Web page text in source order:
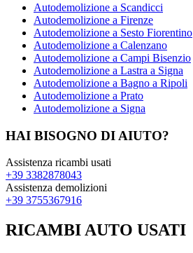
Autodemolizione a Scandicci
Autodemolizione a Firenze
Autodemolizione a Sesto Fiorentino
Autodemolizione a Calenzano
Autodemolizione a Campi Bisenzio
Autodemolizione a Lastra a Signa
Autodemolizione a Bagno a Ripoli
Autodemolizione a Prato
Autodemolizione a Signa
HAI BISOGNO DI AIUTO?
Assistenza ricambi usati
+39 3382878043
Assistenza demolizioni
+39 3755367916
RICAMBI AUTO USATI